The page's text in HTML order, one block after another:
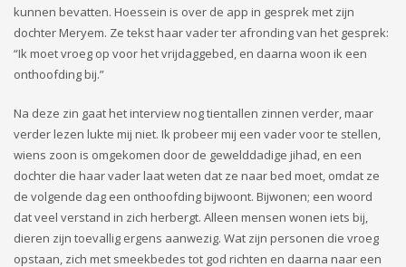
kunnen bevatten. Hoessein is over de app in gesprek met zijn
dochter Meryem. Ze tekst haar vader ter afronding van het gesprek:
“Ik moet vroeg op voor het vrijdaggebed, en daarna woon ik een
onthoofding bij.”
Na deze zin gaat het interview nog tientallen zinnen verder, maar
verder lezen lukte mij niet. Ik probeer mij een vader voor te stellen,
wiens zoon is omgekomen door de gewelddadige jihad, en een
dochter die haar vader laat weten dat ze naar bed moet, omdat ze
de volgende dag een onthoofding bijwoont. Bijwonen; een woord
dat veel verstand in zich herbergt. Alleen mensen wonen iets bij,
dieren zijn toevallig ergens aanwezig. Wat zijn personen die vroeg
opstaan, zich met smeekbedes tot god richten en daarna naar een